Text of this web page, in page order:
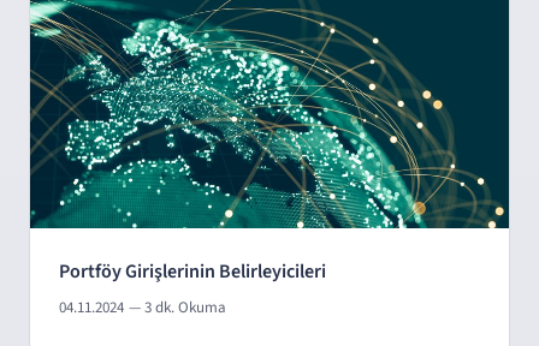
Portföy Girişlerinin Belirleyicileri
04.11.2024 — 3 dk. Okuma